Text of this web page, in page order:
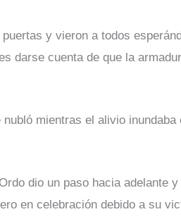
y vieron a todos
darse cuenta de que la
mientras el alivio
dio un paso hacia adelante
en celebración debido a su